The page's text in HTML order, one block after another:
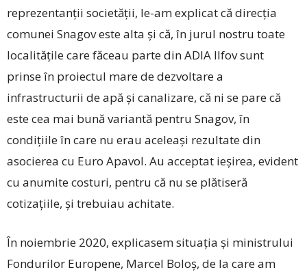
reprezentanții societății, le-am explicat că direcția
comunei Snagov este alta și că, în jurul nostru toate
localitățile care făceau parte din ADIA Ilfov sunt
prinse în proiectul mare de dezvoltare a
infrastructurii de apă și canalizare, că ni se pare că
este cea mai bună variantă pentru Snagov, în
condițiile în care nu erau aceleași rezultate din
asocierea cu Euro Apavol. Au acceptat ieșirea, evident
cu anumite costuri, pentru că nu se plătiseră
cotizațiile, și trebuiau achitate.
În noiembrie 2020, explicasem situația și ministrului
Fondurilor Europene, Marcel Boloș, de la care am